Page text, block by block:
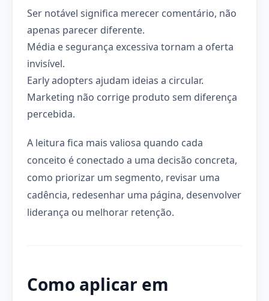
Ser notável significa merecer comentário, não
apenas parecer diferente.
Média e segurança excessiva tornam a oferta
invisível.
Early adopters ajudam ideias a circular.
Marketing não corrige produto sem diferença
percebida.
A leitura fica mais valiosa quando cada
conceito é conectado a uma decisão concreta,
como priorizar um segmento, revisar uma
cadência, redesenhar uma página, desenvolver
liderança ou melhorar retenção.
Como aplicar em